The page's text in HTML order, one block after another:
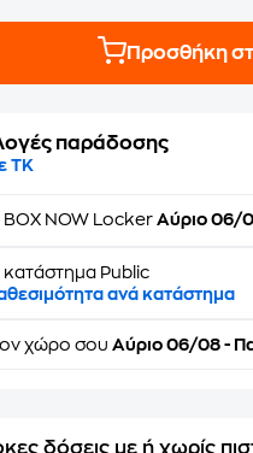
Προσθήκη
παράδοσης
ΤΚ
BOX NOW Locker Αύριο 06/
κατάστημα Public
ανά κατάστημα
χώρο σου Αύριο 06/08 -
δόσεις με ή χωρίς